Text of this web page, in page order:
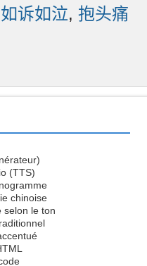
如诉如泣, 抱头痛
(TTS)
chinoise
selon le ton